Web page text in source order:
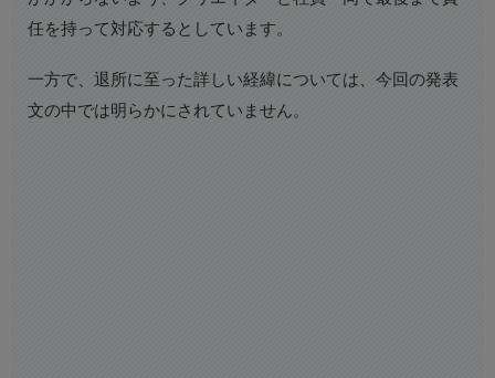
任を持って対応するとしています。
一方で、退所に至った詳しい経緯については、今回の発表
文の中では明らかにされていません。